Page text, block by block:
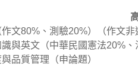
文80%、測驗20%）（作文非
與英文（中華民國憲法20%、
品質管理（申論題）